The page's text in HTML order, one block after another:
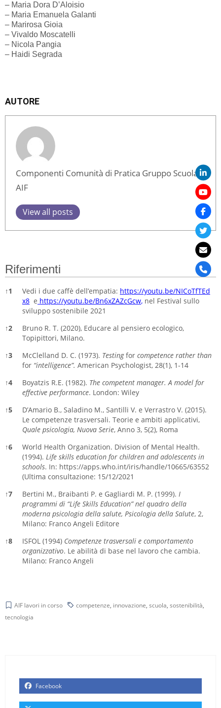
– Maria Dora D’Aloisio
– Maria Emanuela Galanti
– Marirosa Gioia
– Vivaldo Moscatelli
– Nicola Pangia
– Haidi Segrada
AUTORE
Componenti Comunità di Pratica Gruppo Scuola
AIF
View all posts
Riferimenti
↑1 Vedi i due caffè dell’empatia: https://youtu.be/NICoTfTEd
x8 e https://youtu.be/Bn6xZAZcGcw, nel Festival sullo
sviluppo sostenibile 2021
↑2
Bruno R. T. (2020), Educare al pensiero ecologico,
Topipittori, Milano.
↑3 McClelland D. C. (1973). Testingfor competence rather than
for “intelligence”. American Psychologist, 28(1), 1-14
↑4 Boyatzis R.E. (1982). The competent manager. A model for
effective performance. London: Wiley
↑5
D’Amario B., Saladino M., Santilli V. e Verrastro V. (2015).
Le competenze trasversali. Teorie e ambiti applicativi,
Quale psicologia, Nuova Serie, Anno 3, 5(2), Roma
↑6
World Health Organization. Division of Mental Health.
(1994). Life skills education for children and adolescents in
schools. In: https://apps.who.int/iris/handle/10665/63552
(Ultima consultazione: 15/12/2021
↑7 Bertini M., Braibanti P. e Gagliardi M. P. (1999). I
programmi di “Life Skills Education” nel quadro della
moderna psicologia della salute, Psicologia della Salute, 2,
Milano: Franco Angeli Editore
↑8 ISFOL (1994) Competenze trasversali e comportamento
organizzativo. Le abilità di base nel lavoro che cambia.
Milano: Franco Angeli
AIF lavori in corso competenze, innovazione, scuola, sostenibilità,
tecnologia
Facebook